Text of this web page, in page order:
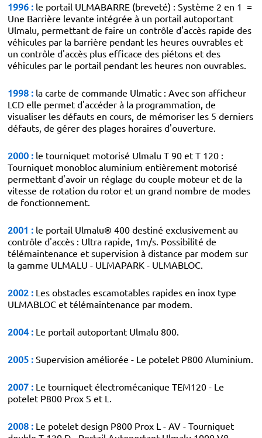
1996 : le portail ULMABARRE (breveté) : Système 2 en 1 =
Une Barrière levante intégrée à un portail autoportant
Ulmalu, permettant de faire un contrôle d'accès rapide des
véhicules par la barrière pendant les heures ouvrables et
un contrôle d'accès plus efficace des piétons et des
véhicules par le portail pendant les heures non ouvrables.
1998 : la carte de commande Ulmatic : Avec son afficheur
LCD elle permet d'accéder à la programmation, de
visualiser les défauts en cours, de mémoriser les 5 derniers
défauts, de gérer des plages horaires d'ouverture.
2000 : le tourniquet motorisé Ulmalu T 90 et T 120 :
Tourniquet monobloc aluminium entièrement motorisé
permettant d'avoir un réglage du couple moteur et de la
vitesse de rotation du rotor et un grand nombre de modes
de fonctionnement.
2001 : le portail Ulmalu® 400 destiné exclusivement au
contrôle d'accès : Ultra rapide, 1m/s. Possibilité de
télémaintenance et supervision à distance par modem sur
la gamme ULMALU - ULMAPARK - ULMABLOC.
2002 : Les obstacles escamotables rapides en inox type
ULMABLOC et télémaintenance par modem.
2004 : Le portail autoportant Ulmalu 800.
2005 : Supervision améliorée - Le potelet P800 Aluminium.
2007 : Le tourniquet électromécanique TEM120 - Le
potelet P800 Prox S et L.
2008 : Le potelet design P800 Prox L - AV - Tourniquet